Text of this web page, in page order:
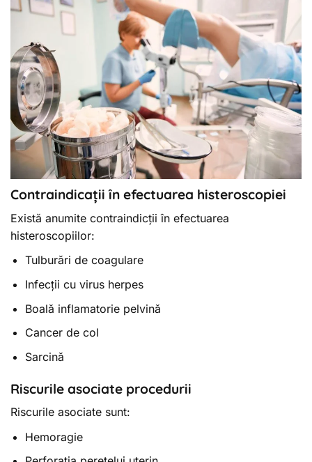
Contraindicații în efectuarea histeroscopiei
Există anumite contraindicții în efectuarea
histeroscopiilor:
Tulburări de coagulare
Infecții cu virus herpes
Boală inflamatorie pelvină
Cancer de col
Sarcină
Riscurile asociate procedurii
Riscurile asociate sunt:
Hemoragie